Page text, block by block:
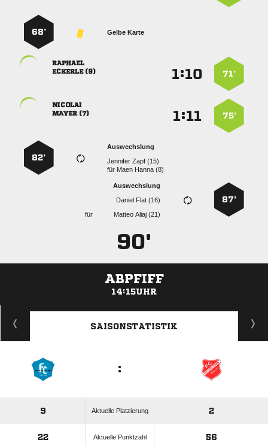
Gelbe Karte
68’
71’
:

 
75’
:

 
Auswechslung
  
für   
82’
87’
Auswechslung
  
für
  
90'
ABPFIFF
14:15UHR
ANZEIGE
SAISONSTATISTIK
:
9 Aktuelle Platzierung 2
22 Aktuelle Punktzahl 56